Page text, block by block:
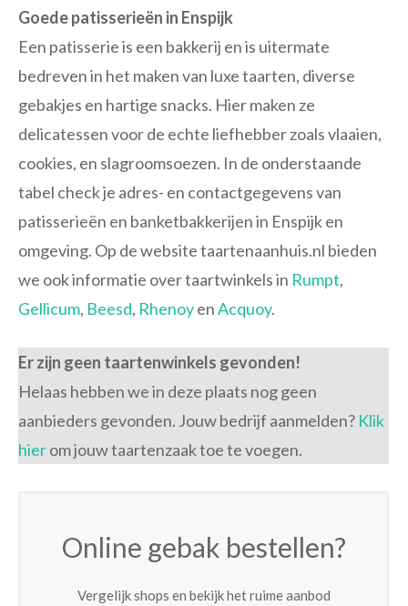
Goede patisserieën in Enspijk
Een patisserie is een bakkerij en is uitermate
bedreven in het maken van luxe taarten, diverse
gebakjes en hartige snacks. Hier maken ze
delicatessen voor de echte liefhebber zoals vlaaien,
cookies, en slagroomsoezen. In de onderstaande
tabel check je adres- en contactgegevens van
patisserieën en banketbakkerijen in Enspijk en
omgeving. Op de website taartenaanhuis.nl bieden
we ook informatie over taartwinkels in Rumpt,
Gellicum, Beesd, RhenoyenAcquoy.
Er zijn geen taartenwinkels gevonden!
Helaas hebben we in deze plaats nog geen
aanbieders gevonden. Jouw bedrijf aanmelden? Klik
hierom jouw taartenzaak toe te voegen.
Online gebak bestellen?
Vergelijk shops en bekijk het ruime aanbod